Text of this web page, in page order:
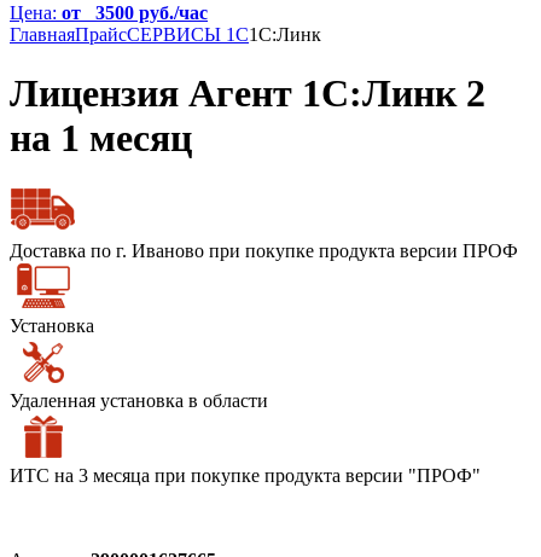
Цена: от 3500 руб./час
ГлавнаяПрайсСЕРВИСЫ 1С1С:Линк
Лицензия Агент 1С:Линк 2
на 1 месяц
Доставка по г. Иваново при покупке продукта версии ПРОФ
Установка
Удаленная установка в области
ИТС на 3 месяца при покупке продукта версии "ПРОФ"